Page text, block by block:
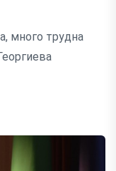
много трудна